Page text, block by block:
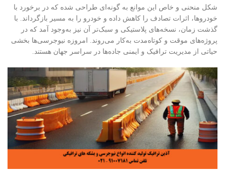
شکل منحنی و خاص این موانع به گونه‌ای طراحی شده که در برخورد با
خودروها، اثرات تصادف را کاهش داده و خودرو را به مسیر بازگرداند. با
گذشت زمان، نسخه‌های پلاستیکی و سبک‌تر آن نیز به‌وجود آمد که در
پروژه‌های موقت و کوتاه‌مدت به‌کار می‌روند. امروزه نیوجرسی‌ها بخشی
حیاتی از مدیریت ترافیک و ایمنی جاده‌ها در سراسر جهان هستند.